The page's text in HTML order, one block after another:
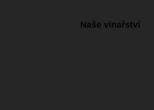
Naše vinařství